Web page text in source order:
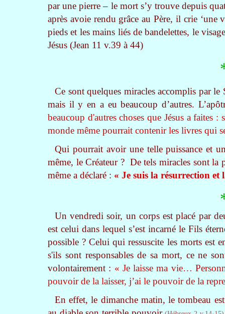
par une pierre – le mort s’y trouve depuis
après avoie rendu grâce au Père, il crie
pieds et les mains liés de bandelettes, le
Jésus (Jean 11 v.39 à 44)
Ce sont quelques miracles accomplis par
mais il y en a eu beaucoup d’autres.
beaucoup d'autres choses que Jésus a faites
monde même pourrait contenir les livres qui
Qui pourrait avoir une telle puissance et
même, le Créateur ? De tels miracles sont la
même a déclaré : « Je suis la résurrection et
Un vendredi soir, un corps est placé par
est celui dans lequel s’est incarné le Fils
possible ? Celui qui ressuscite les morts
s'ils sont responsables de sa mort, ce ne
volontairement : « Je laisse ma vie…
pouvoir de la laisser, j’ai le pouvoir de la
En effet, le dimanche matin, le tombeau